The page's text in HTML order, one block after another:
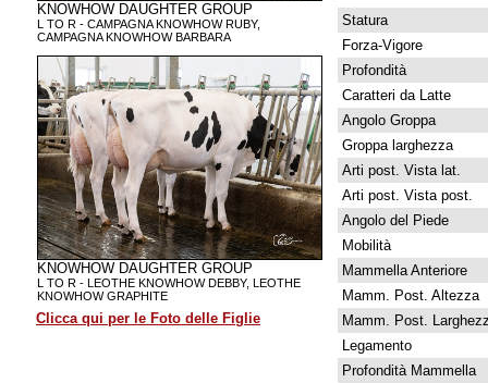
KNOWHOW DAUGHTER GROUP
L TO R - CAMPAGNA KNOWHOW RUBY,
CAMPAGNA KNOWHOW BARBARA
KNOWHOW DAUGHTER GROUP
L TO R - LEOTHE KNOWHOW DEBBY, LEOTHE
KNOWHOW GRAPHITE
Clicca qui per le Foto delle Figlie
Statura
Forza-Vigore
Profondità
Caratteri da Latte
Angolo Groppa
Groppa larghezza
Arti post. Vista lat.
Arti post. Vista post.
Angolo del Piede
Mobilità
Mammella Anteriore
Mamm. Post. Altezza
Mamm. Post.
Legamento
Profondità Mammella